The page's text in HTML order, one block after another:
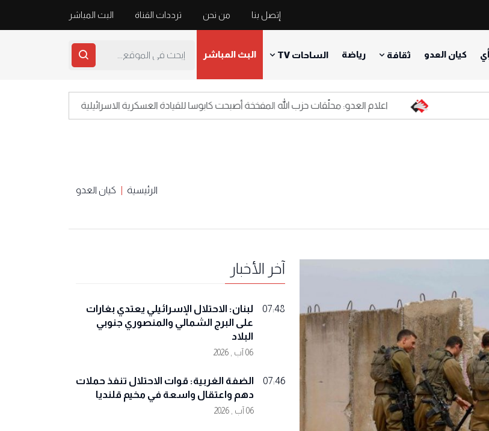
إتصل بنا من نحن ترددات القناة البث المباشر
كيان العدو ثقافة رياضة الساحات TV البث المباشر
اعلام العدو: محلّقات حزب الله المفخخة أصبحت كابوسا للقيادة العسكرية الاسرائيلية
الرئيسية كيان العدو
آخر الأخبار
07:48
لبنان: الاحتلال الإسرائيلي يعتدي بغارات
على البرج الشمالي والمنصوري جنوبي
البلاد
06 آب , 2026
07:46
الضفة الغربية: قوات الاحتلال تنفذ حملات
دهم واعتقال واسعة في مخيم قلنديا
06 آب , 2026